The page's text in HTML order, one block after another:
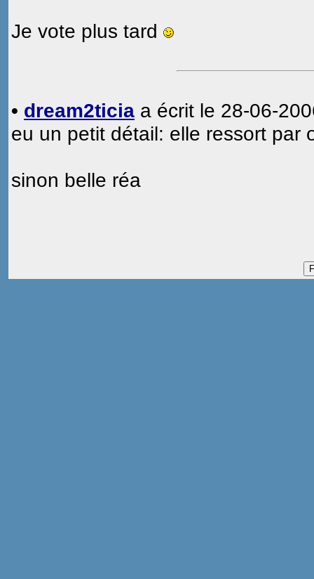
Je vote plus tard
• dream2ticia a écrit le 28-06-
eu un petit détail: elle ressort par
sinon belle réa